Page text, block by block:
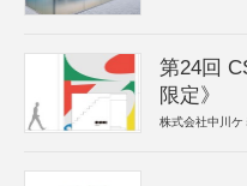
第24回
限定》
株式会社中川ケ